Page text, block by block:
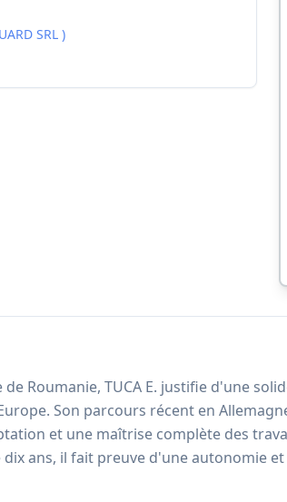
SRL )
Roumanie, TUCA E. justifie d'une
Son parcours récent en
et une maîtrise complète des
ans, il fait preuve d'une autonomie